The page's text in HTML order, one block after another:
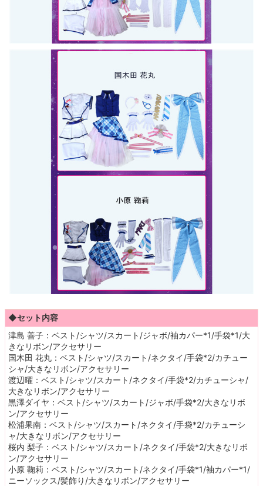
◆セット内容
津島 善子：ベスト/シャツ/スカート/ジャボ/袖カパー*1/手袋*1/大
きなリボン/アクセサリー
国木田 花丸：ベスト/シャツ/スカート/ネクタイ/手袋*2/カチュー
シャ/大きなリボン/アクセサリー
渡辺曜：ベスト/シャツ/スカート/ネクタイ/手袋*2/カチューシャ/
大きなリボン/アクセサリー
黒澤ダイヤ：ベスト/シャツ/スカート/ジャボ/手袋*2/大きなリボ
ン/アクセサリー
松浦果南：ベスト/シャツ/スカート/ネクタイ/手袋*2/カチューシ
ャ/大きなリボン/アクセサリー
桜内 梨子：ベスト/シャツ/スカート/ネクタイ/手袋*2/大きなリボ
ン/アクセサリー
小原 鞠莉：ベスト/シャツ/スカート/ネクタイ/手袋*1/袖カパー*1/
ニーソックス/髪飾り/大きなリボン/アクセサリー